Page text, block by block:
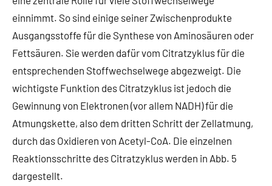
einnimmt. So sind einige seiner Zwischenprodukte
Ausgangsstoffe für die Synthese von Aminosäuren oder
Fettsäuren. Sie werden dafür vom Citratzyklus für die
entsprechenden Stoffwechselwege abgezweigt. Die
wichtigste Funktion des Citratzyklus ist jedoch die
Gewinnung von Elektronen (vor allem NADH) für die
Atmungskette, also dem dritten Schritt der Zellatmung,
durch das Oxidieren von Acetyl-CoA. Die einzelnen
Reaktionsschritte des Citratzyklus werden in Abb. 5
dargestellt.